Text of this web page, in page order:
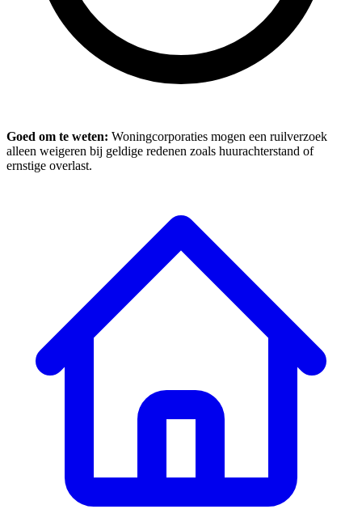
Goed om te weten: Woningcorporaties mogen een ruilverzoek
alleen weigeren bij geldige redenen zoals huurachterstand of
ernstige overlast.